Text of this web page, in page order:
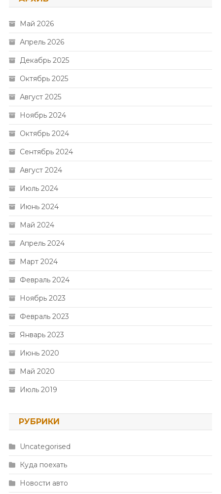
Май 2026
Апрель 2026
Декабрь 2025
Октябрь 2025
Август 2025
Ноябрь 2024
Октябрь 2024
Сентябрь 2024
Август 2024
Июль 2024
Июнь 2024
Май 2024
Апрель 2024
Март 2024
Февраль 2024
Ноябрь 2023
Февраль 2023
Январь 2023
Июнь 2020
Май 2020
Июль 2019
РУБРИКИ
Uncategorised
Куда поехать
Новости авто